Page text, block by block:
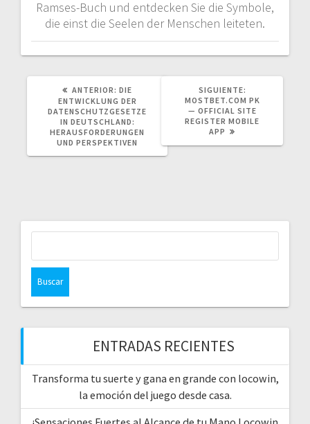
Ramses-Buch und entdecken Sie die Symbole,
die einst die Seelen der Menschen leiteten.
ANTERIOR: POST
ANTERIOR:
DIE
ENTWICKLUNG DER
DATENSCHUTZGESETZE
IN DEUTSCHLAND:
HERAUSFORDERUNGEN
UND PERSPEKTIVEN
SIGUIENTE:
POST:
MOSTBET.COM PK
— OFFICIAL SITE
REGISTER MOBILE
APP
ENTRADAS RECIENTES
Transforma tu suerte y gana en grande con locowin,
la emoción del juego desde casa.